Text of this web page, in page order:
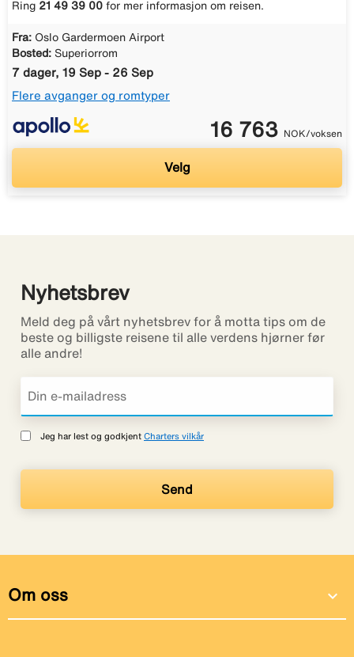
Ring 21 49 39 00 for mer informasjon om reisen.
Fra: Oslo Gardermoen Airport
Bosted: Superiorrom
7 dager, 19 Sep - 26 Sep
Flere avganger og romtyper
16 763 NOK/voksen
Velg
Nyhetsbrev
Meld deg på vårt nyhetsbrev for å motta tips om de
beste og billigste reisene til alle verdens hjørner før
alle andre!
Jeg har lest og godkjent Charters vilkår
Om oss expand_more